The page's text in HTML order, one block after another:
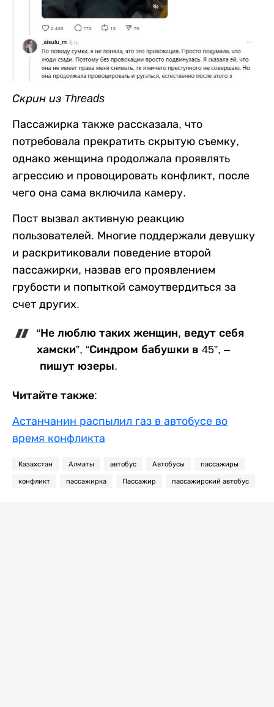
Скрин из Threads
Пассажирка также рассказала, что
потребовала прекратить скрытую съемку,
однако женщина продолжала проявлять
агрессию и провоцировать конфликт, после
чего она сама включила камеру.
Пост вызвал активную реакцию
пользователей. Многие поддержали девушку
и раскритиковали поведение второй
пассажирки, назвав его проявлением
грубости и попыткой самоутвердиться за
счет других.
“Не люблю таких женщин, ведут себя
хамски”, “Синдром бабушки в 45”, –
пишут юзеры.
Читайте также:
Астанчанин распылил газ в автобусе во
время конфликта
Казахстан Алматы автобус Автобусы пассажиры
конфликт пассажирка Пассажир пассажирский автобус